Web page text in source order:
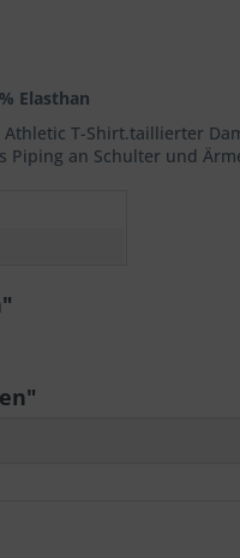
Elasthan
T-Shirt.taillierter
an Schulter und